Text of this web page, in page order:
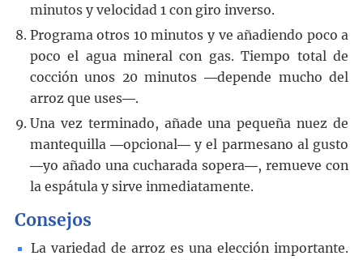
minutos y velocidad 1 con giro inverso.
Programa otros 10 minutos y ve añadiendo poco a
poco el agua mineral con gas. Tiempo total de
cocción unos 20 minutos ―depende mucho del
arroz que uses―.
Una vez terminado, añade una pequeña nuez de
mantequilla ―opcional― y el parmesano al gusto
―yo añado una cucharada sopera―, remueve con
la espátula y sirve inmediatamente.
Consejos
La variedad de arroz es una elección importante.